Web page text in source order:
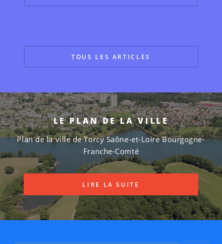
TOUS LES ARTICLES
LE PLAN DE LA VILLE
Plan de la ville de Torcy Saône-et-Loire Bourgogne-
Franche-Comté
LIRE LA SUITE